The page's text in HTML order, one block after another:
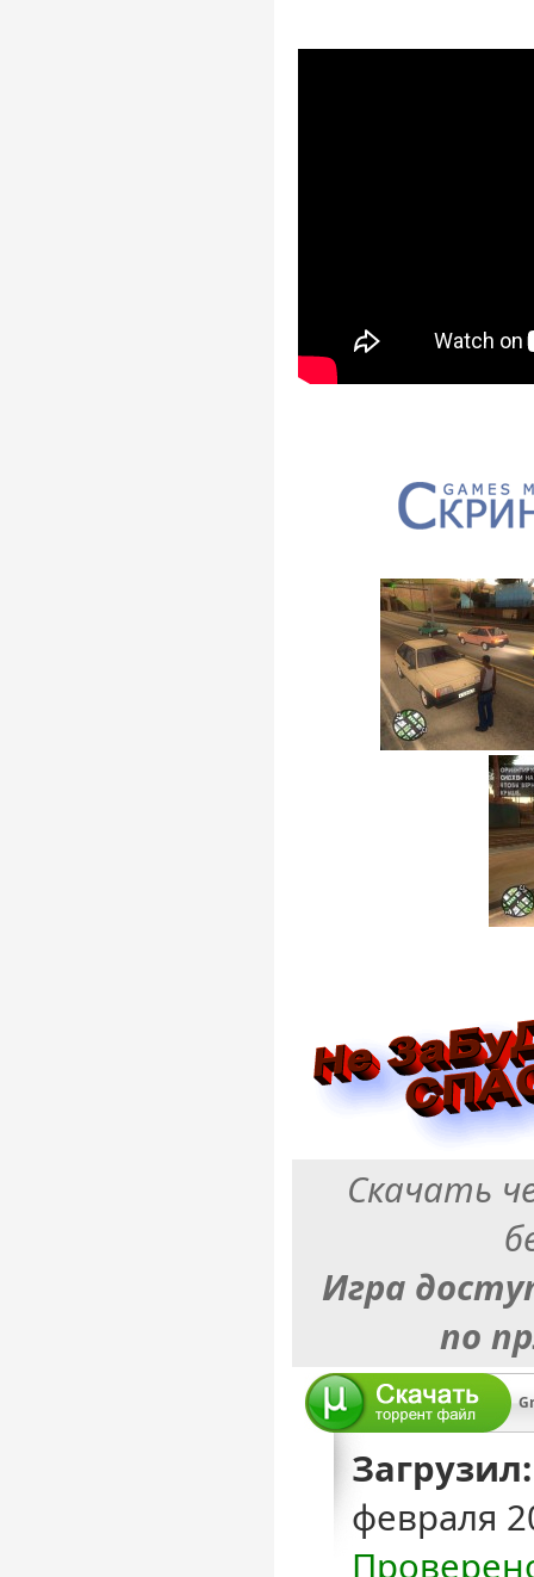
Скачать
Игра
по
Загрузил:
февраля